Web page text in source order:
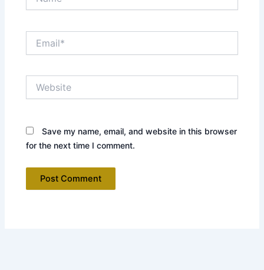
Save my name, email, and website in this browser
for the next time I comment.